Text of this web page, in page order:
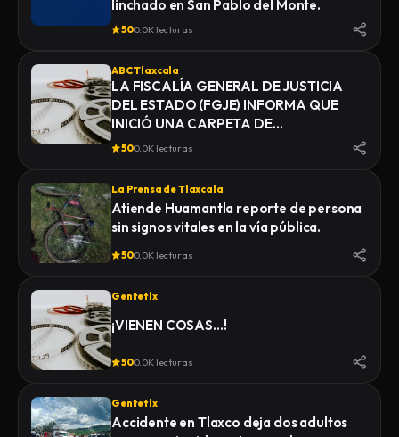
linchado en San Pablo del Monte.
500.0K lecturas
ABC Tlaxcala
LA FISCALÍA GENERAL DE JUSTICIA
DEL ESTADO (FGJE) INFORMA QUE
INICIÓ UNA CARPETA DE
INVESTIGACIÓN POR EL DELITO DE
MIENTRAS ERA TRASLADADO POR
ELEMENTOS DE LA POLICÍA MUNICIPAL
DE SAN PABLO DEL MONTE AL
INSTITUTO DE CIENCIAS FORENSES
CERTIFICADO MÉDICO
500.0K lecturas
La Prensa de Tlaxcala
Atiende Huamantla reporte de persona
sin signos vitales en la vía pública.
500.0K lecturas
Gentetlx
¡VIENEN COSAS…!
500.0K lecturas
Gentetlx
Accidente en Tlaxco deja dos adultos